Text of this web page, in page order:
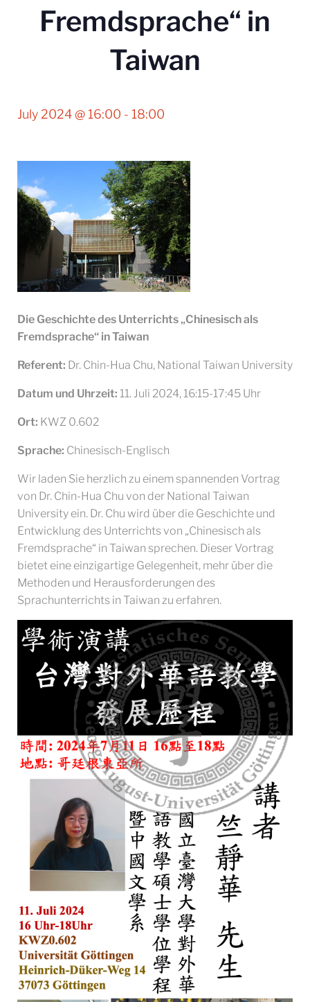
Fremdsprache“ in
Taiwan
July 2024 @ 16:00 - 18:00
Die Geschichte des Unterrichts „Chinesisch als
Fremdsprache“ in Taiwan
Referent: Dr. Chin-Hua Chu, National Taiwan University
Datum und Uhrzeit: 11. Juli 2024, 16:15-17:45 Uhr
Ort: KWZ 0.602
Sprache: Chinesisch-Englisch
Wir laden Sie herzlich zu einem spannenden Vortrag
von Dr. Chin-Hua Chu von der National Taiwan
University ein. Dr. Chu wird über die Geschichte und
Entwicklung des Unterrichts von „Chinesisch als
Fremdsprache“ in Taiwan sprechen. Dieser Vortrag
bietet eine einzigartige Gelegenheit, mehr über die
Methoden und Herausforderungen des
Sprachunterrichts in Taiwan zu erfahren.